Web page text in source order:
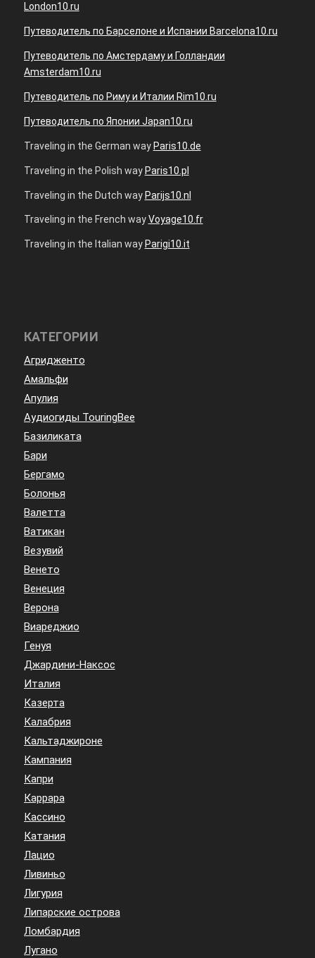
London10.ru
Путеводитель по Барселоне и Испании Barcelona10.ru
Путеводитель по Амстердаму и Голландии
Amsterdam10.ru
Путеводитель по Риму и Италии Rim10.ru
Путеводитель по Японии Japan10.ru
Traveling in the German way Paris10.de
Traveling in the Polish way Paris10.pl
Traveling in the Dutch wayParijs10.nl
Traveling in the French wayVoyage10.fr
Traveling in the Italian way Parigi10.it
КАТЕГОРИИ
Агридженто
Амальфи
Апулия
Аудиогиды TouringBee
Базиликата
Бари
Бергамо
Болонья
Валетта
Ватикан
Везувий
Венето
Венеция
Верона
Виареджио
Генуя
Джардини-Наксос
Италия
Казерта
Калабрия
Кальтаджироне
Кампания
Капри
Каррара
Кассино
Катания
Лацио
Ливиньо
Лигурия
Липарские острова
Ломбардия
Лугано